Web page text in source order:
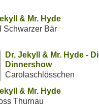
& Mr. Hyde
Schwarzer Bär
Dr. Jekyll & Mr. Hyde -
Dinnershow
Carolaschlösschen
& Mr. Hyde
Thurnau